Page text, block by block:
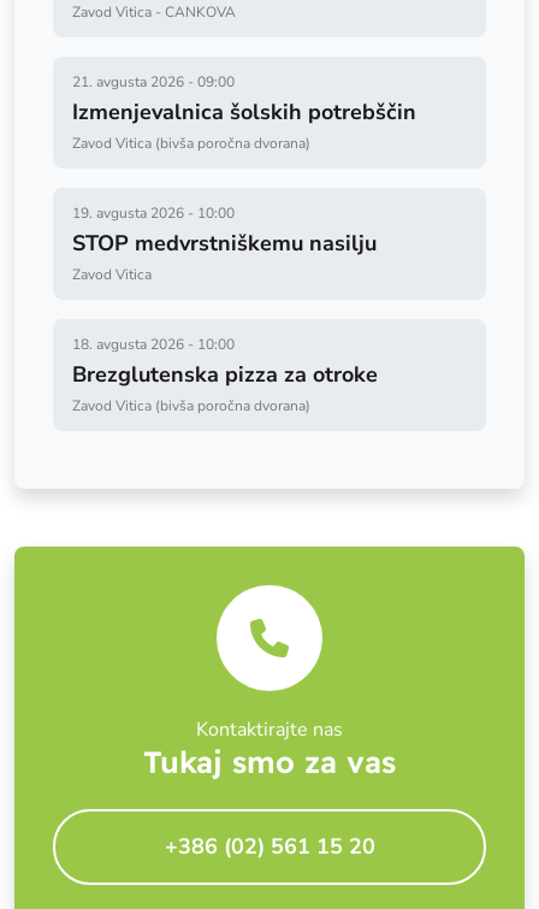
Zavod Vitica - CANKOVA
21. avgusta 2026 - 09:00
Izmenjevalnica šolskih potrebščin
Zavod Vitica (bivša poročna dvorana)
19. avgusta 2026 - 10:00
STOP medvrstniškemu nasilju
Zavod Vitica
18. avgusta 2026 - 10:00
Brezglutenska pizza za otroke
Zavod Vitica (bivša poročna dvorana)
Kontaktirajte nas
Tukaj smo za vas
+386 (02) 561 15 20